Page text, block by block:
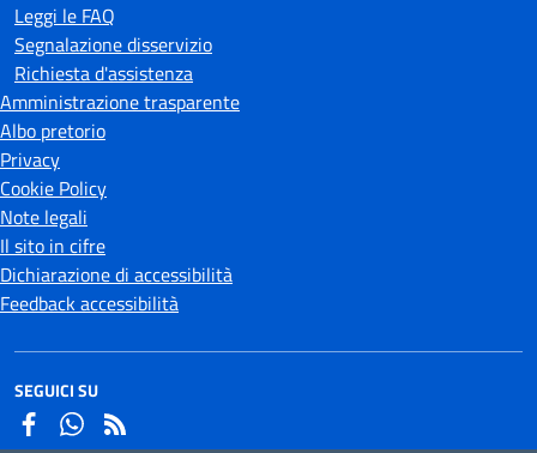
Leggi le FAQ
Segnalazione disservizio
Richiesta d'assistenza
Amministrazione trasparente
Albo pretorio
Privacy
Cookie Policy
Note legali
Il sito in cifre
Dichiarazione di accessibilità
Feedback accessibilità
SEGUICI SU
FacebookWhatsapp